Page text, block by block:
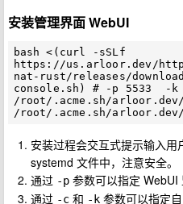
安装管理界面 WebUI
bash <(curl -sSLf
https://us.arloor.dev/
nat-rust/releases/
console.sh) # -p 5533  -k
/root/.acme.sh/
安装过程会交互式提示输入
systemd 文件中，注意安全。
通过 -p 参数可以指定 WebUI
通过 -c 和 -k 参数可以指定